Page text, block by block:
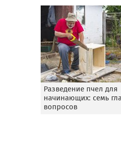
Разведение пчел для
начинающих: семь
вопросов